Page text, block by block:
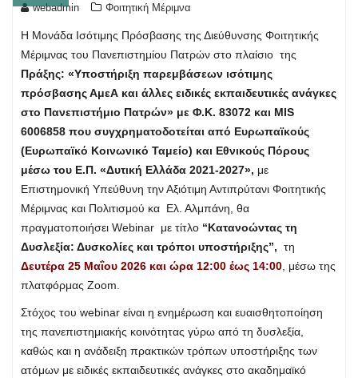
webadmin Φοιτητική Μέριμνα
Η Μονάδα Ισότιμης Πρόσβασης της Διεύθυνσης Φοιτητικής
Μέριμνας του Πανεπιστημίου Πατρών στο πλαίσιο της
Πράξης: «Υποστήριξη παρεμβάσεων ισότιμης
πρόσβασης ΑμεΑ και άλλες ειδικές εκπαιδευτικές ανάγκες
στο Πανεπιστήμιο Πατρών» με Φ.Κ. 83072 και MIS
6006858 που συγχρηματοδοτείται από Ευρωπαϊκούς
(Ευρωπαϊκό Κοινωνικό Ταμείο) και Εθνικούς Πόρους
μέσω του Ε.Π. «Δυτική Ελλάδα 2021-2027», με
Επιστημονική Υπεύθυνη την Αξιότιμη Αντιπρύτανι Φοιτητικής
Μέριμνας και Πολιτισμού κα Ελ. Αλμπάνη, θα
πραγματοποιήσει Webinar με τίτλο “Κατανοώντας τη
Δυσλεξία: Δυσκολίες και τρόποι υποστήριξης”, τη
Δευτέρα 25 Μαΐου 2026 και ώρα 12:00 έως 14:00 , μέσω της
πλατφόρμας Ζoom.
Στόχος του webinar είναι η ενημέρωση και ευαισθητοποίηση
της πανεπιστημιακής κοινότητας γύρω από τη δυσλεξία,
καθώς και η ανάδειξη πρακτικών τρόπων υποστήριξης των
ατόμων με ειδικές εκπαιδευτικές ανάγκες στο ακαδημαϊκό